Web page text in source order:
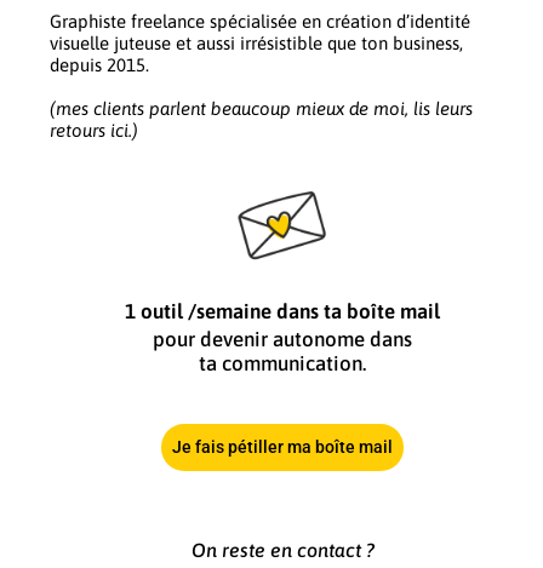
Graphiste freelance spécialisée en création d’identité
visuelle juteuse et aussi irrésistible que ton business,
depuis 2015.
(mes clients parlent beaucoup mieux de moi, lis leurs
retours ici.)
1 outil /semaine dans ta boîte mail
pour devenir autonome dans
ta communication.
Je fais pétiller ma boîte mail
On reste en contact ?